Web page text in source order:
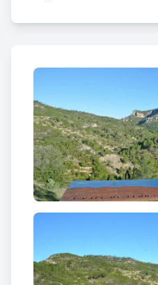
El turó ha estat habitat
consistent en una torre
tot ser d’un moment
però es té constància del
del’any 1350.